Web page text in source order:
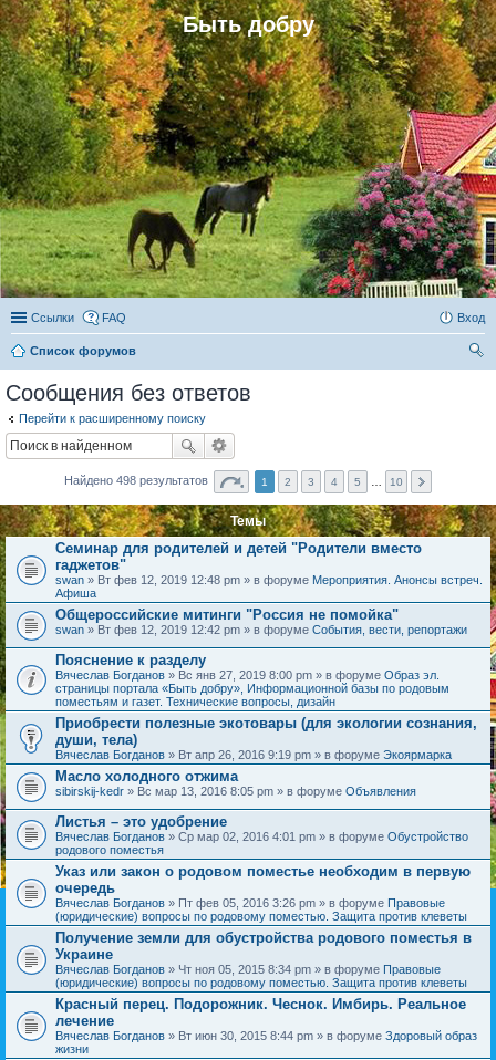
Быть добру
Ссылки FAQ Вход
Список форумов
Сообщения без ответов
Перейти к расширенному поиску
Найдено 498 результатов 1 2 3 4 5 10
Темы
Семинар для родителей и детей "Родители вместо
гаджетов"
swan » Вт фев 12, 2019 12:48 pm » в форуме Мероприятия. Анонсы встреч.
Афиша
Общероссийские митинги "Россия не помойка"
swan » Вт фев 12, 2019 12:42 pm » в форуме События, вести, репортажи
Пояснение к разделу
Вячеслав Богданов » Вс янв 27, 2019 8:00 pm » в форуме Образ эл.
страницы портала «Быть добру», Информационной базы по родовым
поместьям и газет. Технические вопросы, дизайн
Приобрести полезные экотовары (для экологии сознания,
души, тела)
Вячеслав Богданов » Вт апр 26, 2016 9:19 pm » в форуме Экоярмарка
Масло холодного отжима
sibirskij-kedr » Вс мар 13, 2016 8:05 pm » в форуме Объявления
Листья – это удобрение
Вячеслав Богданов » Ср мар 02, 2016 4:01 pm » в форуме Обустройство
родового поместья
Указ или закон о родовом поместье необходим в первую
очередь
Вячеслав Богданов » Пт фев 05, 2016 3:26 pm » в форуме Правовые
(юридические) вопросы по родовому поместью. Защита против клеветы
Получение земли для обустройства родового поместья в
Украине
Вячеслав Богданов » Чт ноя 05, 2015 8:34 pm » в форуме Правовые
(юридические) вопросы по родовому поместью. Защита против клеветы
Красный перец. Подорожник. Чеснок. Имбирь. Реальное
лечение
Вячеслав Богданов » Вт июн 30, 2015 8:44 pm » в форуме Здоровый образ
жизни